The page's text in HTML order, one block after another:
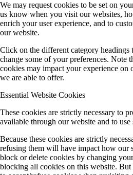
We may request cookies to be set on
us know when you visit our websites,
enrich your user experience, and to
our website.
Click on the different category headings
change some of your preferences. Note
cookies may impact your experience on
we are able to offer.
Essential Website Cookies
These cookies are strictly necessary to
available through our website and to use
Because these cookies are strictly
refusing them will have impact how our
block or delete cookies by changing
blocking all cookies on this website.